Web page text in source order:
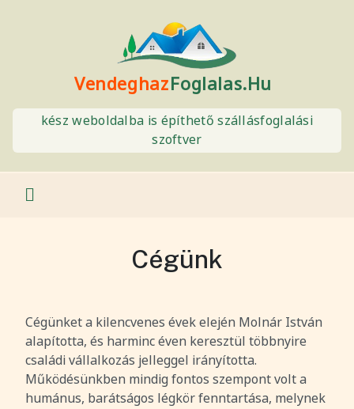
Vendeghaz Foglalas.Hu
kész weboldalba is építhető szállásfoglalási
szoftver
Cégünk
Cégünket a kilencvenes évek elején Molnár István
alapította, és harminc éven keresztül többnyire
családi vállalkozás jelleggel irányította.
Működésünkben mindig fontos szempont volt a
humánus, barátságos légkör fenntartása, melynek